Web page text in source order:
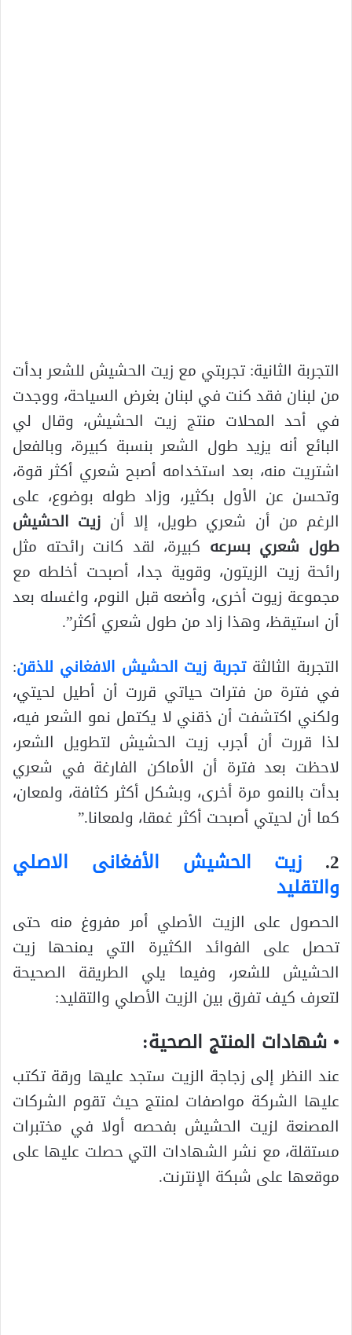
التجربة الثانية: تجربتي مع زيت الحشيش للشعر بدأت
من لبنان فقد كنت في لبنان بغرض السياحة، ووجدت
في أحد المحلات منتج زيت الحشيش، وقال لي
البائع أنه يزيد طول الشعر بنسبة كبيرة، وبالفعل
اشتريت منه، بعد استخدامه أصبح شعري أكثر قوة،
وتحسن عن الأول بكثير، وزاد طوله بوضوع، على
الرغم من أن شعري طويل، إلا أن زيت الحشيش
طول شعري بسرعه كبيرة، لقد كانت رائحته مثل
رائحة زيت الزيتون، وقوية جدا، أصبحت أخلطه مع
مجموعة زيوت أخرى، وأضعه قبل النوم، واغسله بعد
أن استيقظ، وهذا زاد من طول شعري أكثر”.
التجربة الثالثةتجربة زيت الحشيش الافغاني للذقن:
في فترة من فترات حياتي قررت أن أطيل لحيتي،
ولكني اكتشفت أن ذقني لا يكتمل نمو الشعر فيه،
لذا قررت أن أجرب زيت الحشيش لتطويل الشعر،
لاحظت بعد فترة أن الأماكن الفارغة في شعري
بدأت بالنمو مرة أخرى، وبشكل أكثر كثافة، ولمعان،
كما أن لحيتي أصبحت أكثر غمقا، ولمعانا.”
2. زيت الحشيش الأفغانى الاصلي
والتقليد
الحصول على الزيت الأصلي أمر مفروغ منه حتى
تحصل على الفوائد الكثيرة التي يمنحها زيت
الحشيش للشعر، وفيما يلي الطريقة الصحيحة
لتعرف كيف تفرق بين الزيت الأصلي والتقليد:
• شهادات المنتج الصحية:
عند النظر إلى زجاجة الزيت ستجد عليها ورقة تكتب
عليها الشركة مواصفات لمنتج حيث تقوم الشركات
المصنعة لزيت الحشيش بفحصه أولا في مختبرات
مستقلة، مع نشر الشهادات التي حصلت عليها على
موقعها على شبكة الإنترنت.